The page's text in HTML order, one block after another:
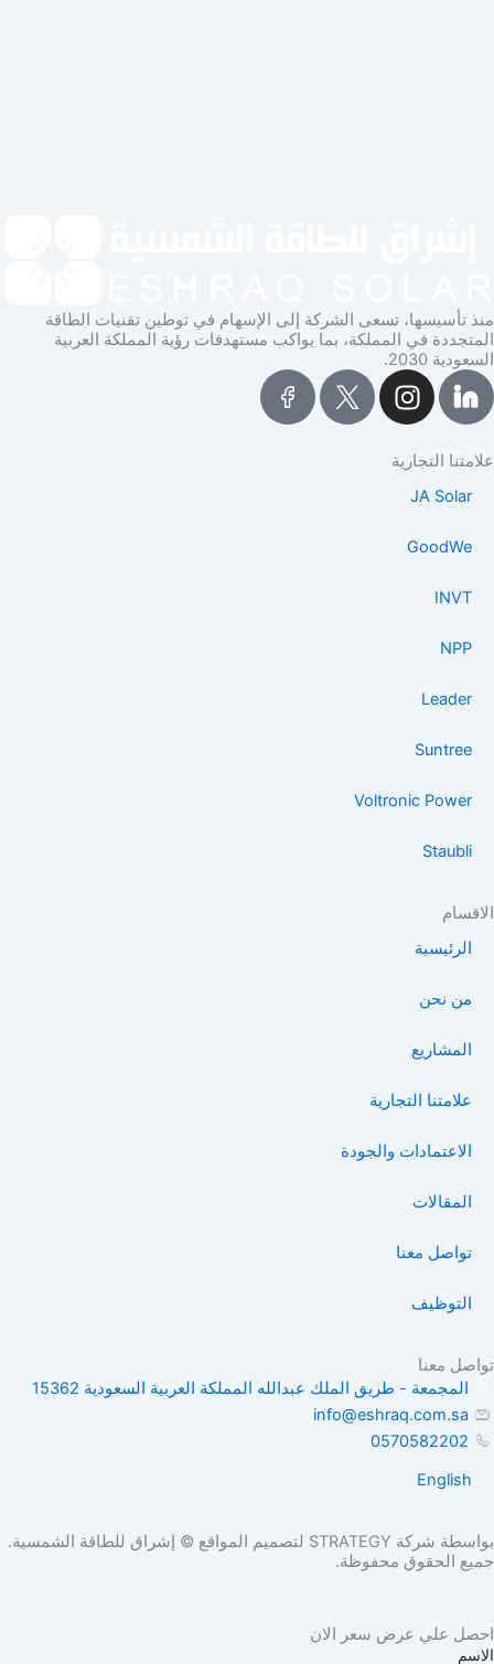
تأسيسها، تسعى الشركة إلى الإسهام في توطين تقنيات الطاقة
في المملكة، بما يواكب مستهدفات رؤية المملكة العربية
2030.
I
n
t
a
r
التجارية
JA Solar
GoodWe
INVT
NPP
Leader
Suntree
Voltronic Power
Staubli
الرئيسية
من نحن
المشاريع
علامتنا التجارية
الاعتمادات والجودة
المقالات
تواصل معنا
التوظيف
معنا
المجمعة - طريق الملك عبدالله المملكة العربية السعودية 15362
info@eshraq.com.sa
0570582202
English
بواسطة شركة STRATEGY لتصميم المواقع © إشراق للطاقة الشمسية.
الحقوق محفوظة.
علي عرض سعر الان